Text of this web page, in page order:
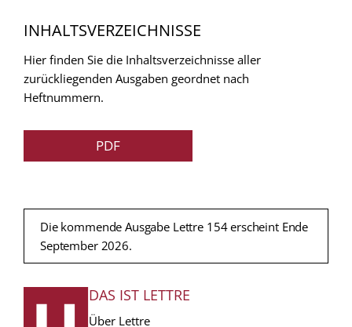
INHALTSVERZEICHNISSE
Hier finden Sie die Inhaltsverzeichnisse aller
zurückliegenden Ausgaben geordnet nach
Heftnummern.
PDF
Die kommende Ausgabe Lettre 154 erscheint Ende
September 2026.
FUSSZEILE
DAS IST LETTRE
Über Lettre